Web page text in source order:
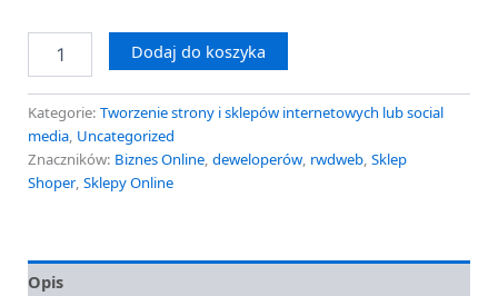
Dodaj do koszyka
Kategorie: Tworzenie strony i sklepów internetowych lub social
media, Uncategorized
Znaczników: Biznes Online, deweloperów, rwdweb, Sklep
Shoper, Sklepy Online
Opis